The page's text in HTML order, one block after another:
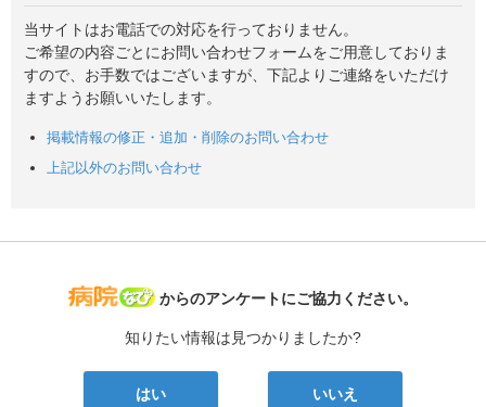
当サイトはお電話での対応を行っておりません。
ご希望の内容ごとにお問い合わせフォームをご用意しておりま
すので、お手数ではございますが、下記よりご連絡をいただけ
ますようお願いいたします。
掲載情報の修正・追加・削除のお問い合わせ
上記以外のお問い合わせ
病院なび
からのアンケートにご協力ください。
知りたい情報は見つかりましたか?
はい いいえ